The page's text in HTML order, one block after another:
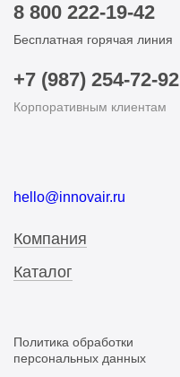
8 800 222-19-42
Бесплатная горячая линия
+7 (987) 254-72-92
Корпоративным клиентам
hello@innovair.ru
Компания
Каталог
Политика обработки
персональных данных